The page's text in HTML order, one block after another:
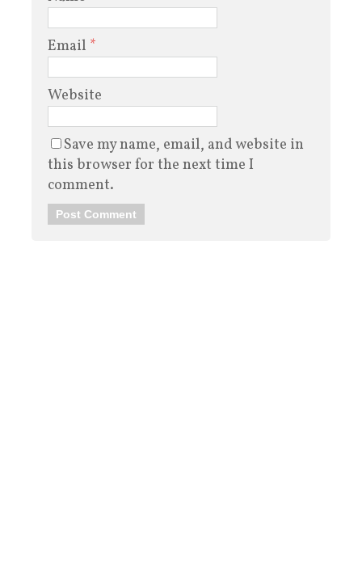
Email *
Website
Save my name, email, and website in
this browser for the next time I
comment.